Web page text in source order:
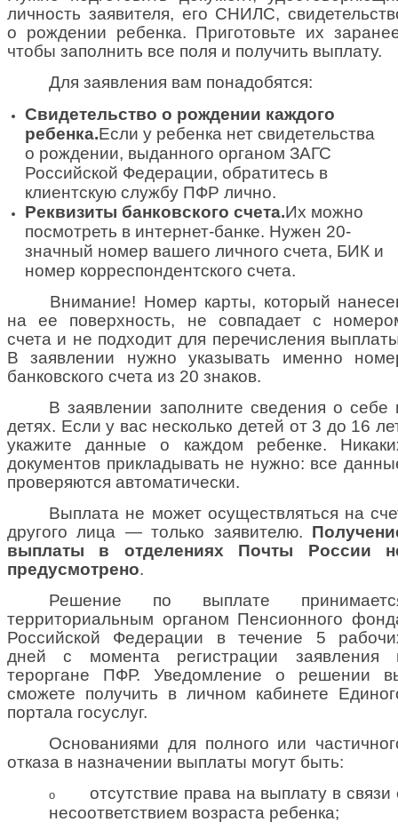
личность заявителя, его СНИЛС,
о рождении ребенка. Приготовьте их
чтобы заполнить все поля и получить выплату.
Для заявления вам понадобятся:
Свидетельство о рождении каждого
ребенка.Если у ребенка нет свидетельства
о рождении, выданного органом ЗАГС
Российской Федерации, обратитесь в
клиентскую службу ПФР лично.
Реквизиты банковского счета.Их можно
посмотреть в интернет-банке. Нужен 20-
значный номер вашего личного счета, БИК и
номер корреспондентского счета.
Внимание! Номер карты, который
на ее поверхность, не совпадает с
счета и не подходит для перечисления
В заявлении нужно указывать именно
банковского счета из 20 знаков.
В заявлении заполните сведения о себе
детях. Если у вас несколько детей от 3 до 16
укажите данные о каждом ребенке.
документов прикладывать не нужно: все
проверяются автоматически.
Выплата не может осуществляться на
другого лица — только заявителю.
выплаты в отделениях Почты России
предусмотрено.
Решение по выплате
территориальным органом Пенсионного
Российской Федерации в течение 5
дней с момента регистрации заявления
тероргане ПФР. Уведомление о решении
сможете получить в личном кабинете
портала госуслуг.
Основаниями для полного или
отказа в назначении выплаты могут быть:
o
отсутствие права на выплату в связи
несоответствием возраста ребенка;